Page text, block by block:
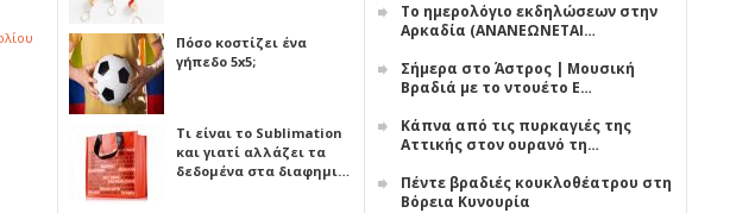
Πόσο κοστίζει ένα
γήπεδο 5x5;
Τι είναι το Sublimation
και γιατί αλλάζει τα
δεδομένα στα διαφημι…
Το ημερολόγιο εκδηλώσεων στην
Αρκαδία (ΑΝΑΝΕΩΝΕΤΑΙ…
Σήμερα στο Άστρος | Μουσική
Βραδιά με το ντουέτο Ε…
Κάπνα από τις πυρκαγιές της
Αττικής στον ουρανό τη…
Πέντε βραδιές κουκλοθέατρου στη
Βόρεια Κυνουρία